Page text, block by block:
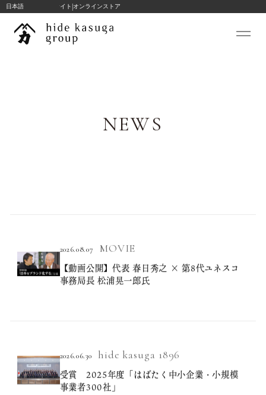
hide k 1896 ブランドサイト オンラインストア
コンサルテーション
BLANC BIJOU PARIS
ニュース
お問い合わせ
NEWS
2026.08.07 MOVIE
【動画公開】代表 春日秀之 × 第8代ユネスコ
事務局長 松浦晃一郎氏
2026.06.30 hide kasuga 1896
受賞 2025年度「はばたく中小企業・小規模
事業者300社」
日本語